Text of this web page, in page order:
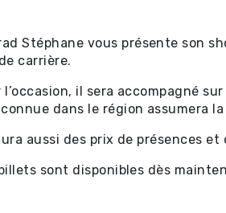
Stéphane vous présente son
carrière.
l’occasion, il sera accompagné
dans le région assumera
aussi des prix de présences
sont disponibles dès
en ligne -
⧉
en ligne -